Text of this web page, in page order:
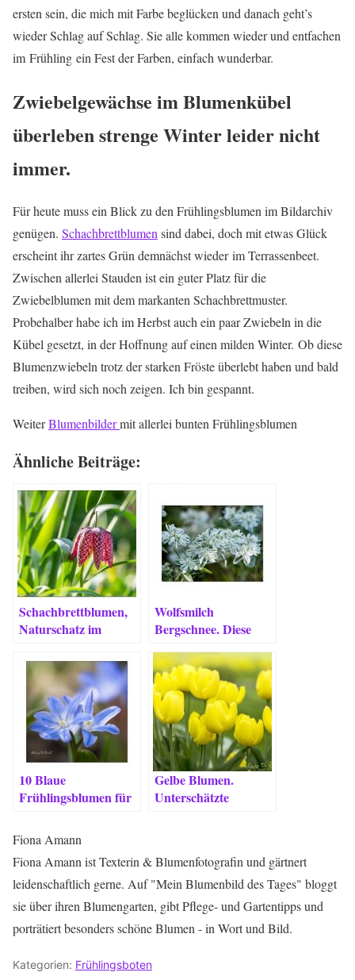
ersten sein, die mich mit Farbe beglücken und danach geht’s
wieder Schlag auf Schlag. Sie alle kommen wieder und entfachen
im Frühling ein Fest der Farben, einfach wunderbar.
Zwiebelgewächse im Blumenkübel
überleben strenge Winter leider nicht
immer.
Für heute muss ein Blick zu den Frühlingsblumen im Bildarchiv
genügen. Schachbrettblumensind dabei, doch mit etwas Glück
erscheint ihr zartes Grün demnächst wieder im Terrassenbeet.
Zwischen allerlei Stauden ist ein guter Platz für die
Zwiebelblumen mit dem markanten Schachbrettmuster.
Probehalber habe ich im Herbst auch ein paar Zwiebeln in die
Kübel gesetzt, in der Hoffnung auf einen milden Winter. Ob diese
Blumenzwiebeln trotz der starken Fröste überlebt haben und bald
treiben, wird sich noch zeigen. Ich bin gespannt.
WeiterBlumenbildermit allerlei bunten Frühlingsblumen
Ähnliche Beiträge:
Schachbrettblumen,
Naturschatz im
Wolfsmilch
Bergschnee. Diese
leuchtet wie Schnee
am Kilimandscharo.
10 Blaue
Frühlingsblumen für
& Liebhaber
Gelbe Blumen.
Unterschätzte
Fiona Amann
Fiona Amann ist Texterin & Blumenfotografin und gärtnert
leidenschaftlich gerne. Auf "Mein Blumenbild des Tages" bloggt
sie über ihren Blumengarten, gibt Pflege- und Gartentipps und
porträtiert besonders schöne Blumen - in Wort und Bild.
Kategorien: Frühlingsboten